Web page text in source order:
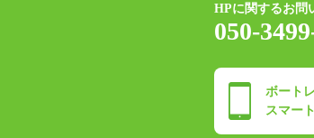
HPに関するお問
050-
ボート
スマー